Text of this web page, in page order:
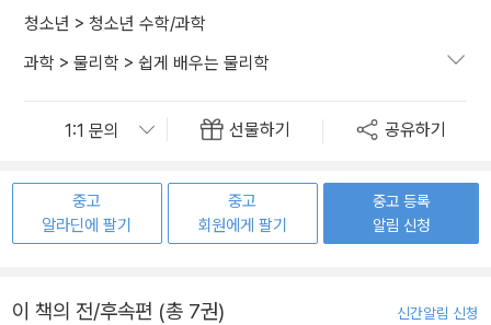
청소년 > 청소년 수학/과학
과학 > 물리학 > 쉽게 배우는 물리학
선물하기 공유하기
중고
알라딘에 팔기
중고
회원에게 팔기
중고 등록
알림 신청
이 책의 전/후속편 (총 7권) 신간알림 신청